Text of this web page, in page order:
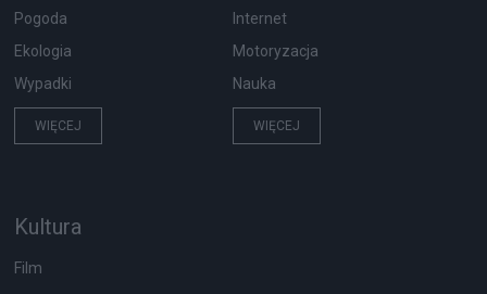
Pogoda
Ekologia
Wypadki
WIĘCEJ
Internet
Motoryzacja
Nauka
WIĘCEJ
Kultura
Film